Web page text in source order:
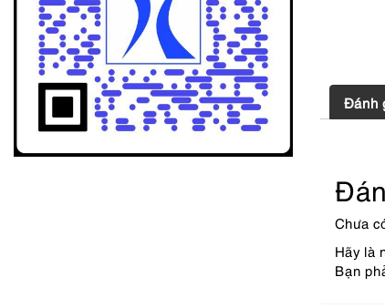
Đánh
Chưa
Hãy là
Bạn